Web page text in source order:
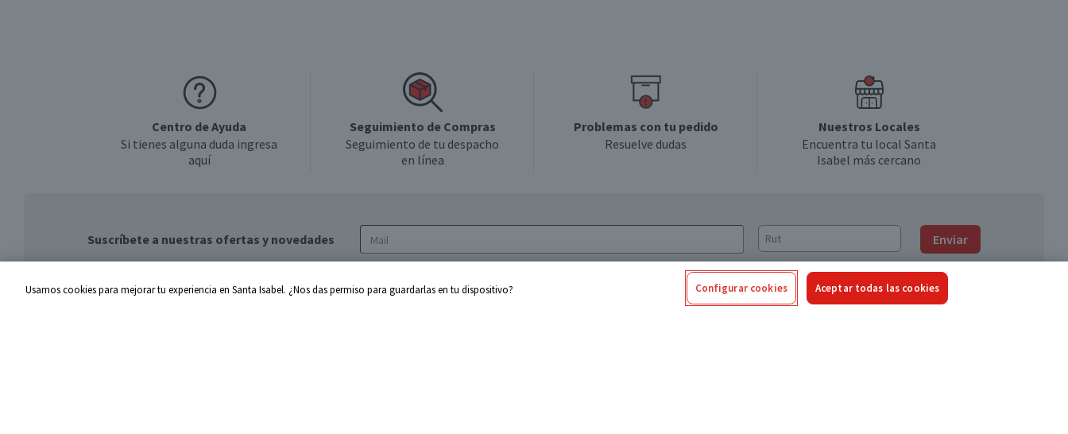
Centro de Ayuda
Si tienes alguna duda ingresa
aquí
Seguimiento de Compras
Seguimiento de tu despacho
en línea
Problemas con tu pedido
Resuelve dudas
Nuestros Locales
Encuentra tu local Santa
Isabel más cercano
Suscríbete a nuestras ofertas y novedades Enviar
de privacidad y de tratamiento de datos
Usamos cookies para mejorar tu experiencia en Santa Isabel. ¿Nos das permiso para guardarlas en tu dispositivo? Configurar cookies Aceptar todas las cookies